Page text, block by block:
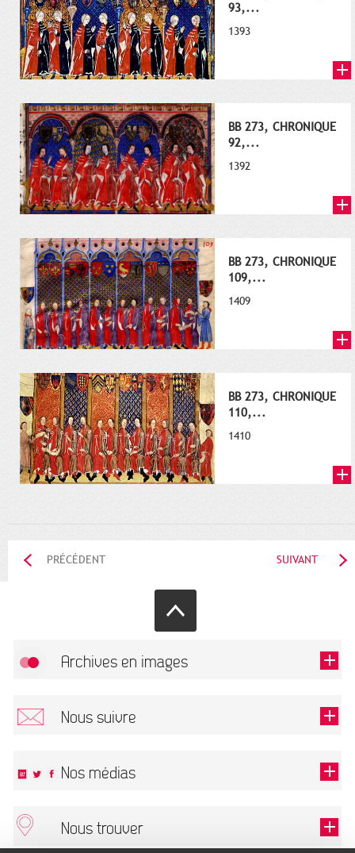
93,...
1393
BB 273, CHRONIQUE
92,...
1392
BB 273, CHRONIQUE
109,...
1409
BB 273, CHRONIQUE
110,...
1410
PRÉCÉDENT SUIVANT
Archives en images
Nous suivre
Ce champ est exigé.
Nos médias
Nous trouver